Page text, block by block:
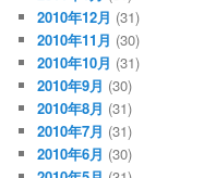
2010年12月 (31)
2010年11月 (30)
2010年10月 (31)
2010年9月 (30)
2010年8月 (31)
2010年7月 (31)
2010年6月 (30)